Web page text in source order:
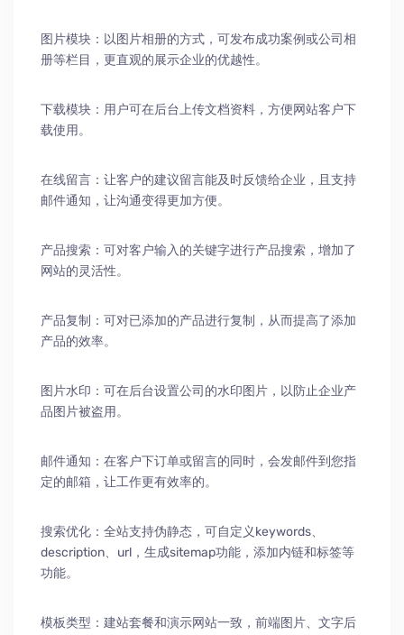
图片模块：以图片相册的方式，可发布成功案例或公司相
册等栏目，更直观的展示企业的优越性。
下载模块：用户可在后台上传文档资料，方便网站客户下
载使用。
在线留言：让客户的建议留言能及时反馈给企业，且支持
邮件通知，让沟通变得更加方便。
产品搜索：可对客户输入的关键字进行产品搜索，增加了
网站的灵活性。
产品复制：可对已添加的产品进行复制，从而提高了添加
产品的效率。
图片水印：可在后台设置公司的水印图片，以防止企业产
品图片被盗用。
邮件通知：在客户下订单或留言的同时，会发邮件到您指
定的邮箱，让工作更有效率的。
搜索优化：全站支持伪静态，可自定义keywords、
description、url，生成sitemap功能，添加内链和标签等
功能。
模板类型：建站套餐和演示网站一致，前端图片、文字后